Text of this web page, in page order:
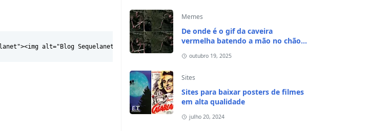
Sequelanet" height="60px" src="https://blogger.googleusercontent.com/img/b/R29vZ2xl/
Memes
De onde é o gif da caveira
vermelha batendo a mão no chão e
outubro 19, 2025
Sites
Sites para baixar posters de filmes
em alta qualidade
julho 20, 2024